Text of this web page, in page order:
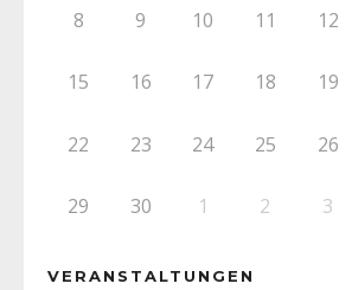
8 9 10 11 12
15 16 17 18 19
22 23 24 25 26
29 30 1 2 3
VERANSTALTUNGEN